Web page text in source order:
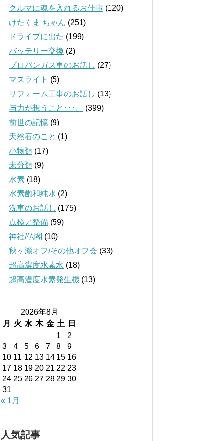
クルマに魂を入れるお仕事 (120)
けたくま ちゃん (251)
ドライブに出た (199)
バッテリー交換 (2)
プロパンガス車のお話し (27)
マスライト (5)
リフォーム工事のお話し (13)
与力が想うこと･･･。
(399)
前世の記憶 (9)
天然石のこと (1)
小物類 (17)
未分類 (9)
水素 (18)
水素飽和純水 (2)
洗車のお話し (175)
点検／整備 (59)
神社/仏閣 (10)
秋ヶ瀬オフ/その他オフ会 (33)
超高濃度水素水 (18)
超高濃度水素発生機 (13)
2026年8月
月
火 水 木 金 土
日
1
2
3
4 5 6 7 8
9
10 11 12 13 14 15 16
17 18 19 20 21 22 23
24 25 26 27 28 29 30
31
« 1月
人気記事